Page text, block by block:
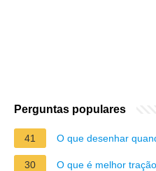
Perguntas populares
41 O que desenhar
30 O que é melhor